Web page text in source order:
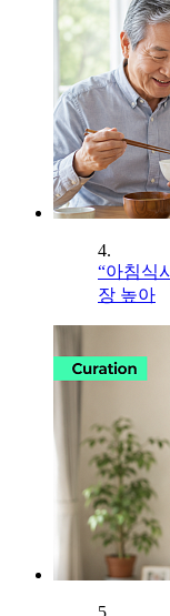
4.
“아침식
장 높아